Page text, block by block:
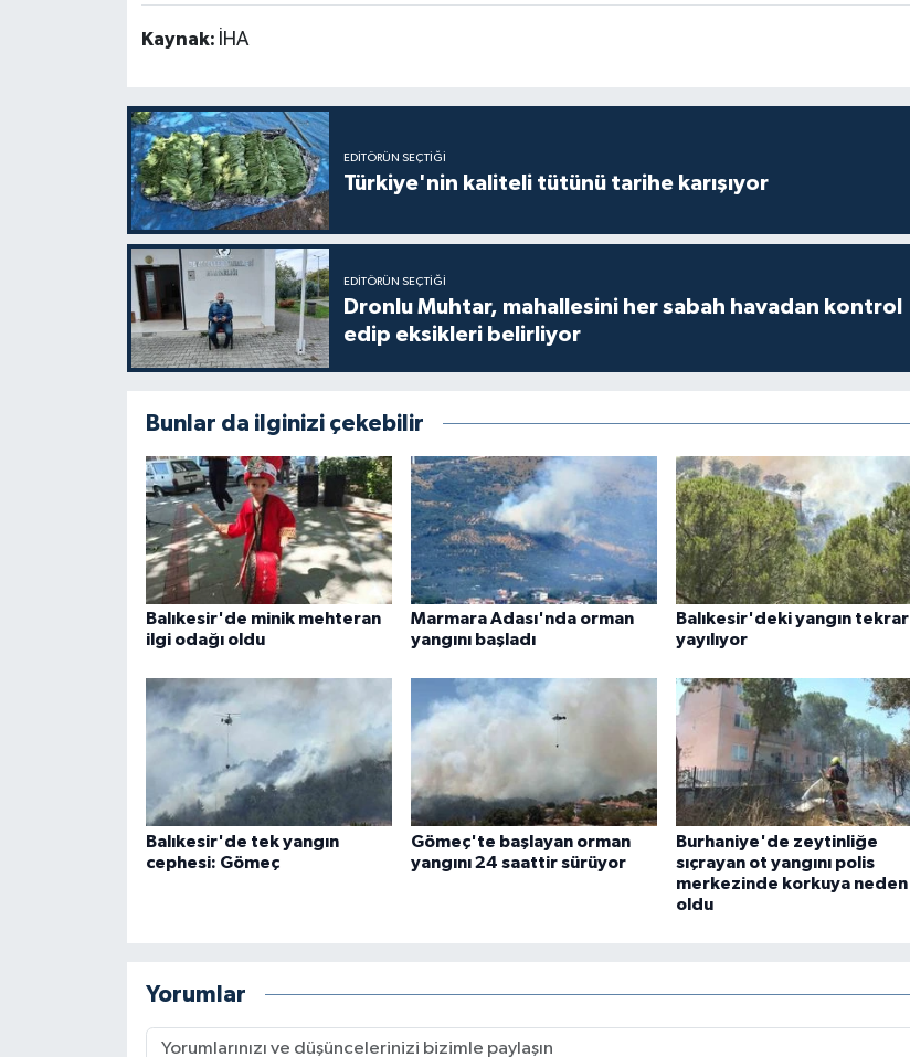
Kaynak: İHA
EDITÖRÜN SEÇTIĞI
Türkiye'nin kaliteli tütünü tarihe karışıyor
EDITÖRÜN SEÇTIĞI
Dronlu Muhtar, mahallesini her sabah havadan kontrol
edip eksikleri belirliyor
Bunlar da ilginizi çekebilir
Balıkesir'de minik mehteran
ilgi odağı oldu
Marmara Adası'nda orman
yangını başladı
Balıkesir'deki yangın tekrar
yayılıyor
Balıkesir'de tek yangın
cephesi: Gömeç
Gömeç'te başlayan orman
yangını 24 saattir sürüyor
Burhaniye'de zeytinliğe
sıçrayan ot yangını polis
merkezinde korkuya neden
oldu
Yorumlar